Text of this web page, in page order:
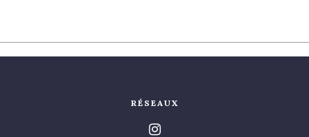
RÉSEAUX